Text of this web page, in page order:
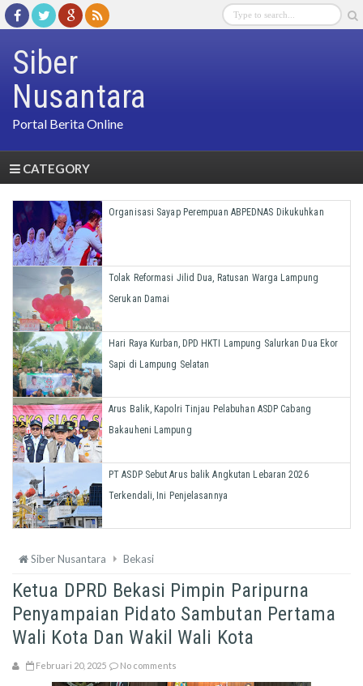
Siber
Nusantara
Portal Berita Online
CATEGORY
Organisasi Sayap Perempuan ABPEDNAS Dikukuhkan
Tolak Reformasi Jilid Dua, Ratusan Warga Lampung
Serukan Damai
Hari Raya Kurban, DPD HKTI Lampung Salurkan Dua Ekor
Sapi di Lampung Selatan
Arus Balik, Kapolri Tinjau Pelabuhan ASDP Cabang
Bakauheni Lampung
PT ASDP Sebut Arus balik Angkutan Lebaran 2026
Terkendali, Ini Penjelasannya
Siber Nusantara Bekasi
Ketua DPRD Bekasi Pimpin Paripurna
Penyampaian Pidato Sambutan Pertama
Wali Kota Dan Wakil Wali Kota
Februari 20, 2025 No comments